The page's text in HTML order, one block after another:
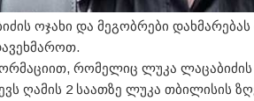
ოჯახი და მეგობრები
რომელიც ლუკა
ღამის 2 საათზე ლუკა თბილისის